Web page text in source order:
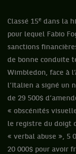
Classé 15e dans la
pour lequel Fabio
sanctions
de bonne conduite
Wimbledon, face à
l’Italien a signé un
de 29 500$
« obscénités
le registre du doigt
« verbal abuse », 5
20 000$ pour avoir